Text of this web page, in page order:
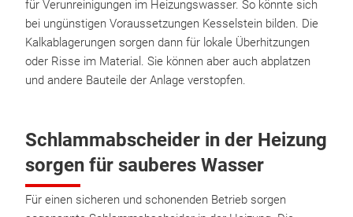
für Verunreinigungen im Heizungswasser. So könnte sich
bei ungünstigen Voraussetzungen Kesselstein bilden. Die
Kalkablagerungen sorgen dann für lokale Überhitzungen
oder Risse im Material. Sie können aber auch abplatzen
und andere Bauteile der Anlage verstopfen.
Schlammabscheider in der Heizung
sorgen für sauberes Wasser
Für einen sicheren und schonenden Betrieb sorgen